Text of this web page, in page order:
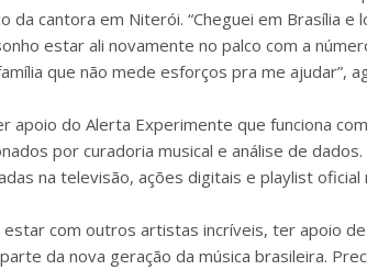
cantora em Niterói. “Cheguei em Brasília e
estar ali novamente no palco com a
que não mede esforços pra me ajudar”,
apoio do Alerta Experimente que funciona
por curadoria musical e análise de
na televisão, ações digitais e playlist
estar com outros artistas incríveis, ter apoio
da nova geração da música brasileira.